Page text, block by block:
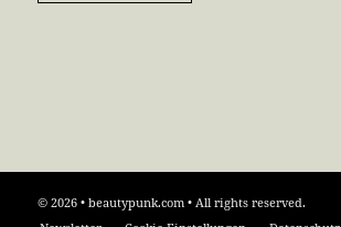
© 2026 • beautypunk.com • All rights reserved.